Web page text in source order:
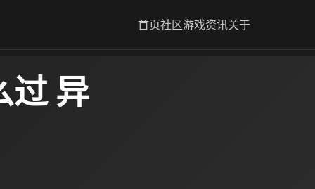
首页社区游戏资讯关于
过 异